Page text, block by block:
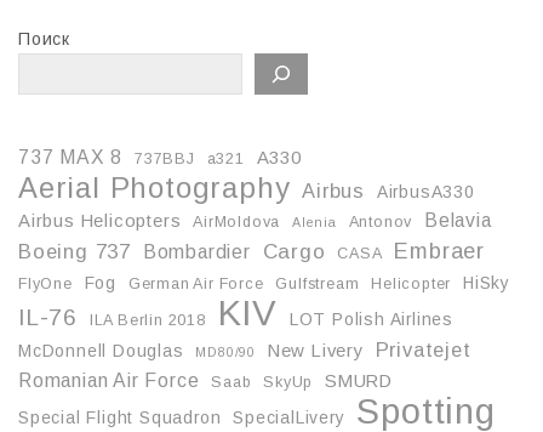
Поиск
737 MAX 8 737BBJ a321 A330
Aerial Photography Airbus
AirbusA330
Airbus Helicopters
AirMoldova Alenia Antonov Belavia
Boeing 737 Bombardier Cargo CASA Embraer
FlyOne Fog German Air Force Gulfstream Helicopter HiSky
IL-76 ILA Berlin 2018 KIV
LOT Polish Airlines
McDonnell Douglas
MD80/90 New Livery Privatejet
Romanian Air Force Saab SkyUp
SMURD
Special Flight Squadron
SpecialLivery Spotting